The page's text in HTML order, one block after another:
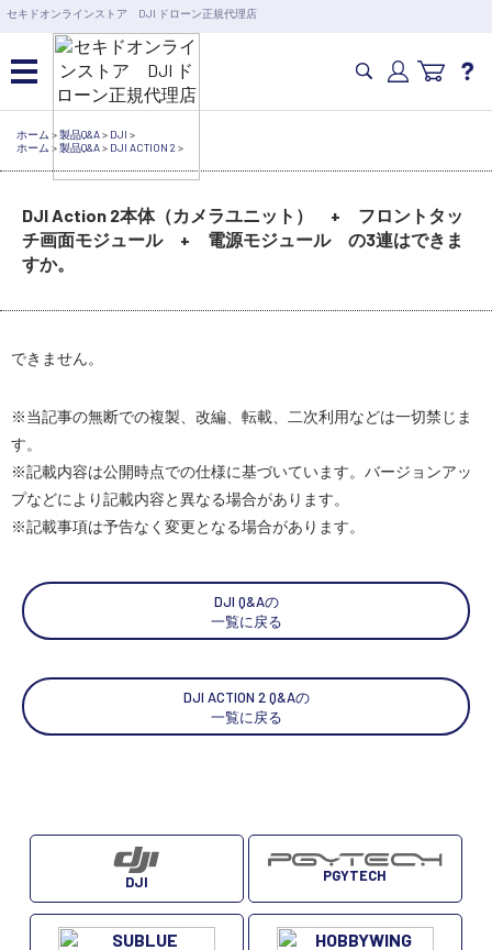
セキドオンラインストア DJI ドローン正規代理店
営業日の15時まで即日出荷
6,000円以上のご購入で送料無料！ポイント1%還元 >>
カメラドローン・生活家電
カメラ・スタビライザー
講習会･国家資格･WEBセミナー
スペシャルコンテンツ定期配信!
サポート・Q&A / 法人・学生のお客様
取扱店舗一覧
ホーム >製品Q&A> DJI >
ホーム >製品Q&A> DJI ACTION 2 >
DJI Action 2本体（カメラユニット） + フロントタッ
チ画面モジュール + 電源モジュール の3連はできま
すか。
できません。
※当記事の無断での複製、改編、転載、二次利用などは一切禁じま
す。
※記載内容は公開時点での仕様に基づいています。バージョンアッ
プなどにより記載内容と異なる場合があります。
※記載事項は予告なく変更となる場合があります。
DJI Q&Aの
一覧に戻る
DJI ACTION 2 Q&Aの
一覧に戻る
DJI PGYTECH